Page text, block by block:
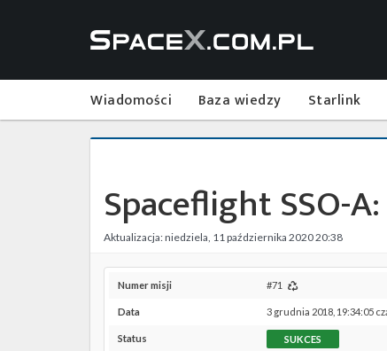
Wiadomości Baza wiedzy Starlink
Spaceflight SSO-
Aktualizacja: niedziela, 11 października 2020 20:38
Numer misji #71
Data 3 grudnia 2018, 19:34:05
Status SUKCES